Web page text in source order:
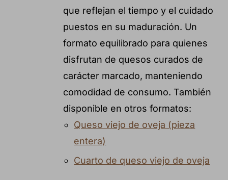
que reflejan el tiempo y el cuidado
puestos en su maduración. Un
formato equilibrado para quienes
disfrutan de quesos curados de
carácter marcado, manteniendo
comodidad de consumo. También
disponible en otros formatos:
Queso viejo de oveja (pieza
entera)
Cuarto de queso viejo de oveja